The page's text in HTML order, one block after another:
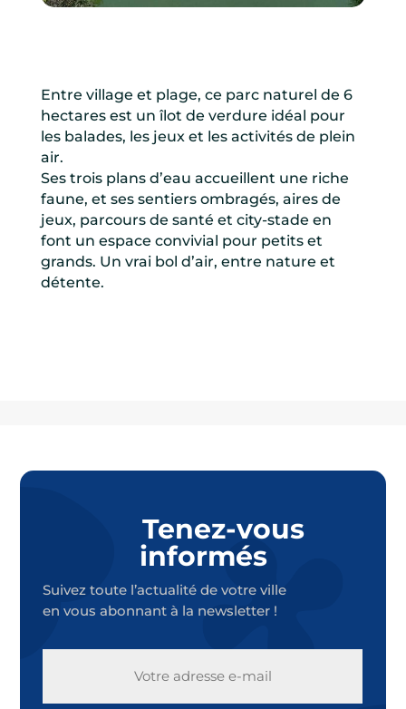
Entre village et plage, ce parc naturel de 6
hectares est un îlot de verdure idéal pour
les balades, les jeux et les activités de plein
air.
Ses trois plans d’eau accueillent une riche
faune, et ses sentiers ombragés, aires de
jeux, parcours de santé et city-stade en
font un espace convivial pour petits et
grands. Un vrai bol d’air, entre nature et
détente.
Tenez-vous
informés
Suivez toute l’actualité de votre ville
en vous abonnant à la newsletter !